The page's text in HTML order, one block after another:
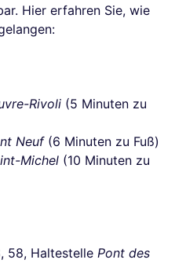
Hier erfahren Sie, wie
Rivoli (5 Minuten zu
Neuf(6 Minuten zu Fuß)
Michel (10 Minuten zu
58, Haltestelle Pont des